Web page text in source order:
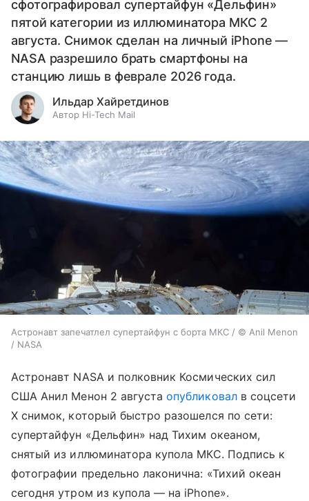
сфотографировал супертайфун «Дельфин»
пятой категории из иллюминатора МКС 2
августа. Снимок сделан на личный iPhone —
NASA разрешило брать смартфоны на
станцию лишь в феврале 2026 года.
Ильдар Хайретдинов
Автор Hi-Tech Mail
Астронавт запечатлел супертайфун с борта МКС / © Anil Menon
/ NASA
Астронавт NASA и полковник Космических сил
США Анил Менон 2 августаопубликовалв соцсети
X снимок, который быстро разошелся по сети:
супертайфун «Дельфин» над Тихим океаном,
снятый из иллюминатора купола МКС. Подпись к
фотографии предельно лаконична: «Тихий океан
сегодня утром из купола — на iPhone».